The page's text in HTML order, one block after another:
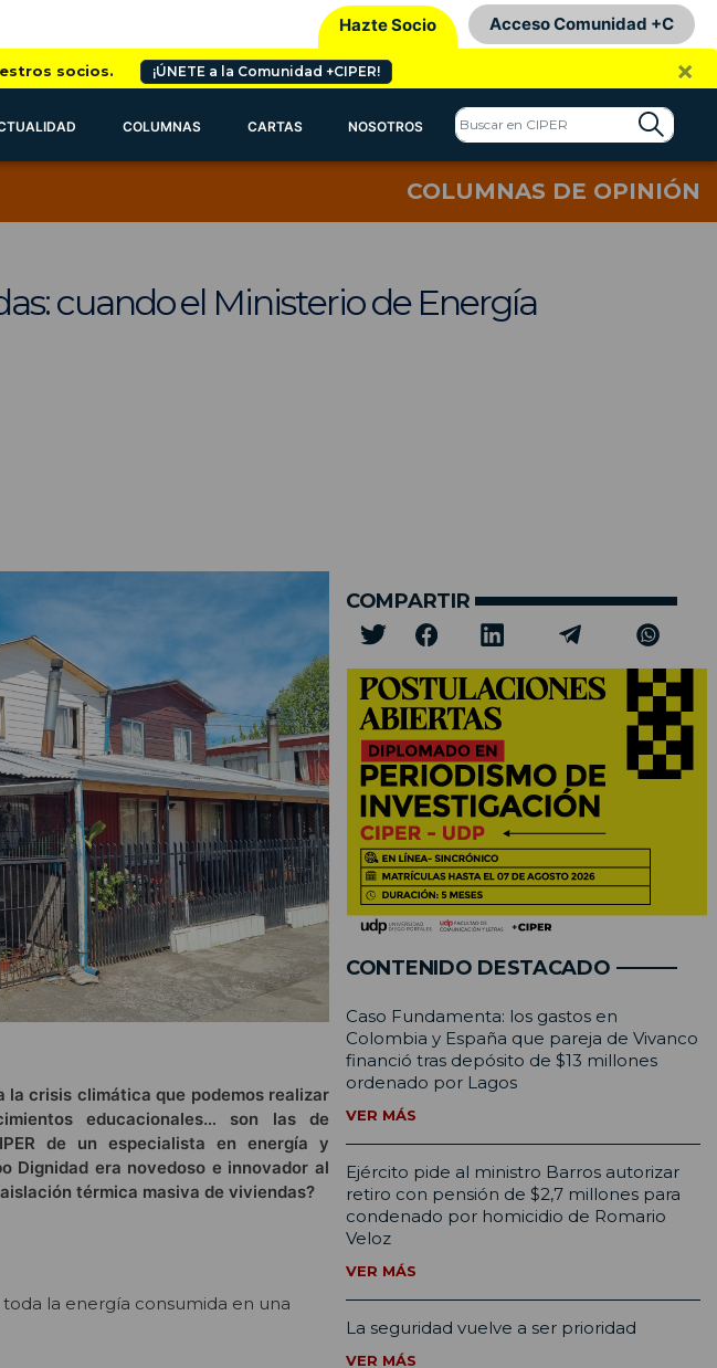
Hazte Socio Acceso Comunidad +C
socios. ¡ÚNETE a la Comunidad +CIPER! ×
COLUMNAS CARTAS NOSOTROS
COLUMNAS DE OPINIÓN
cuando el Ministerio de Energía
crisis climática que podemos realizar
educacionales… son las de
de un especialista en energía y
Dignidad era novedoso e innovador al
térmica masiva de viviendas?
la energía consumida en una
COMPARTIR
CONTENIDO DESTACADO
Caso Fundamenta: los gastos en
Colombia y España que pareja de Vivanco
financió tras depósito de $13 millones
ordenado por Lagos
VER MÁS
Ejército pide al ministro Barros autorizar
retiro con pensión de $2,7 millones para
condenado por homicidio de Romario
Veloz
VER MÁS
La seguridad vuelve a ser prioridad
VER MÁS